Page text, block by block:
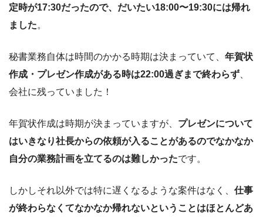
定時が17:30だったので、だいたい18:00〜19:30には帰れ
ました。
秘書業務自体は時間のかかる時期は決まっていて、 年賀状
作成・プレゼン作成がある時は22:00過ぎまで終わらず
会社に残っていました！
年賀状作成は時期が決まっていますが、 プレゼンについて
はいきなり社長からの依頼が入ることがあるのでなかなか
自分の業務計画を立てるのは難しかったです。
しかしそれ以外では特に遅くなるような案件はなく、 仕事
が終わらなくてなかなか帰れないということはほとんどあ